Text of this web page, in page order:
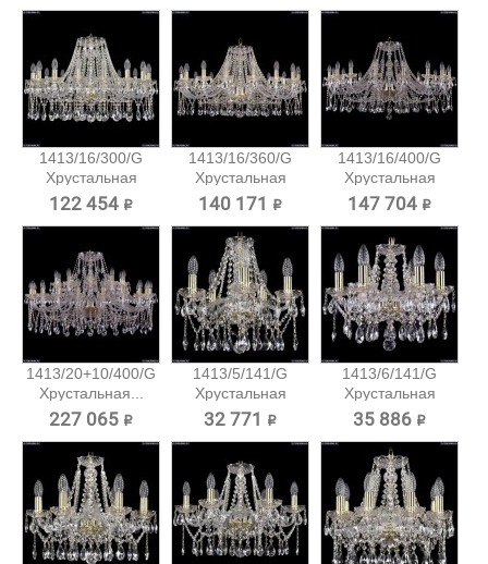
1413/16/300/G
Хрустальная
подвесная...
122 454 ₽
1413/16/360/G
Хрустальная
подвесная...
140 171 ₽
1413/16/400/G
Хрустальная
подвесная...
147 704 ₽
1413/20+10/400/G
Хрустальная...
227 065 ₽
1413/5/141/G
Хрустальная
подвесная...
32 771 ₽
1413/6/141/G
Хрустальная
подвесная...
35 886 ₽